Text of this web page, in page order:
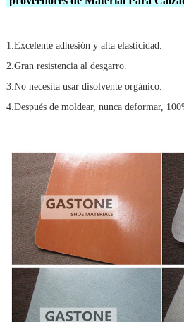
1.Excelente adhesión y alta elasticidad.
2.Gran resistencia al desgarro.
3.No necesita usar disolvente orgánico.
4.Después de moldear, nunca deformar,